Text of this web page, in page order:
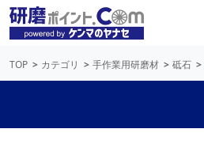
TOP カテゴリ 手作業用研磨材 砥石